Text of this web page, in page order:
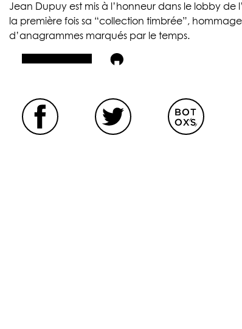
Jean Dupuy est mis à l’honneur dans le lobby
la première fois sa “collection timbrée”,
d’anagrammes marqués par le temps.